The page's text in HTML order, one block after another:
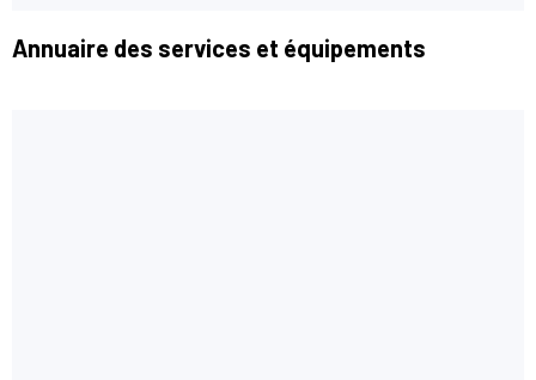
Annuaire des services et équipements